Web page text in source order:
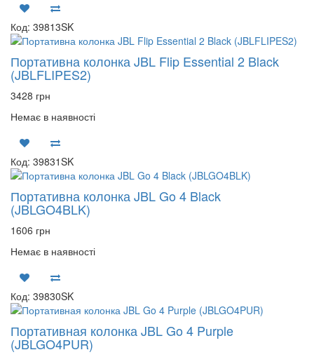
Код: 39813SK
Портативна колонка JBL Flip Essential 2 Black
(JBLFLIPES2)
3428 грн
Немає в наявності
Код: 39831SK
Портативна колонка JBL Go 4 Black
(JBLGO4BLK)
1606 грн
Немає в наявності
Код: 39830SK
Портативная колонка JBL Go 4 Purple
(JBLGO4PUR)